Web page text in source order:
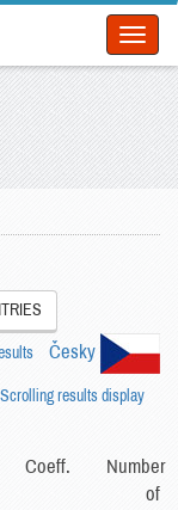
Česky
Scrolling results display
Coeff.
Number
of